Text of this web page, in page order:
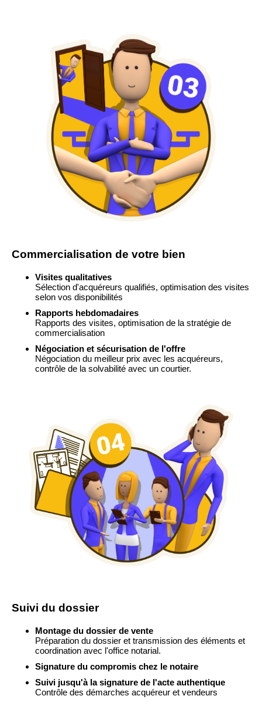
Commercialisation de votre bien
Visites qualitatives
Sélection d'acquéreurs qualifiés, optimisation des visites
selon vos disponibilités
Rapports hebdomadaires
Rapports des visites, optimisation de la stratégie de
commercialisation
Négociation et sécurisation de l'offre
Négociation du meilleur prix avec les acquéreurs,
contrôle de la solvabilité avec un courtier.
Suivi du dossier
Montage du dossier de vente
Préparation du dossier et transmission des éléments et
coordination avec l'office notarial.
Signature du compromis chez le notaire
Suivi jusqu'à la signature de l'acte authentique
Contrôle des démarches acquéreur et vendeurs